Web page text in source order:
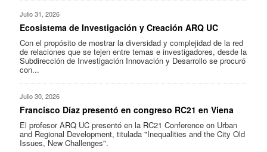
Julio 31, 2026
Ecosistema de Investigación y Creación ARQ UC
Con el propósito de mostrar la diversidad y complejidad de la red
de relaciones que se tejen entre temas e investigadores, desde la
Subdirección de Investigación Innovación y Desarrollo se procuró
con...
Julio 30, 2026
Francisco Díaz presentó en congreso RC21 en Viena
El profesor ARQ UC presentó en la RC21 Conference on Urban
and Regional Development, titulada "Inequalities and the City Old
Issues, New Challenges".